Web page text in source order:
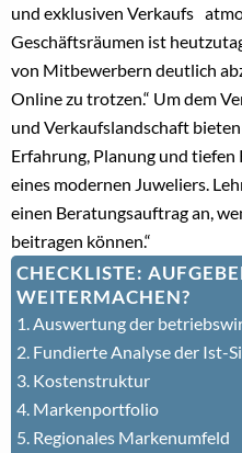
und exklusiven Verkaufs
Geschäftsräumen ist
von Mitbewerbern deutlich
Online zu trotzen.“ Um dem
und Verkaufslandschaft
Erfahrung, Planung und
eines modernen Juweliers.
einen Beratungsauftrag an,
beitragen können.“
CHECKLISTE:
WEITERMACHEN?
1. Auswertung der
2. Fundierte Analyse der Ist-
3. Kostenstruktur
4. Markenportfolio
5. Regionales Markenumfeld